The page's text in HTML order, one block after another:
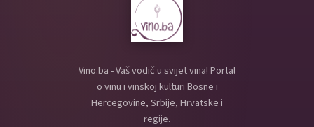
Vino.ba - Vaš vodič u svijet vina! Portal
o vinu i vinskoj kulturi Bosne i
Hercegovine, Srbije, Hrvatske i
regije.